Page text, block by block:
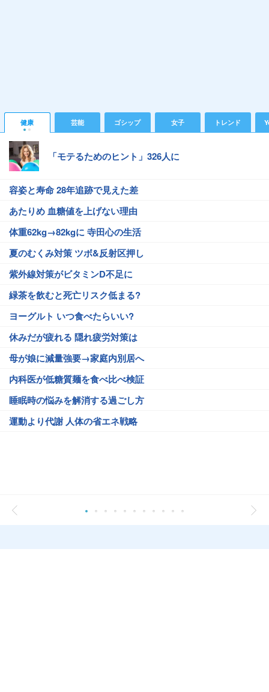
健康 芸能 ゴシップ 女子 トレンド
「モテるためのヒント」326人に
容姿と寿命 28年追跡で見えた差
あたりめ 血糖値を上げない理由
体重62kg→82kgに 寺田心の生活
夏のむくみ対策 ツボ&反射区押し
紫外線対策がビタミンD不足に
緑茶を飲むと死亡リスク低まる?
ヨーグルト いつ食べたらいい?
休みだが疲れる 隠れ疲労対策は
母が娘に減量強要→家庭内別居へ
内科医が低糖質麺を食べ比べ検証
睡眠時の悩みを解消する過ごし方
運動より代謝 人体の省エネ戦略